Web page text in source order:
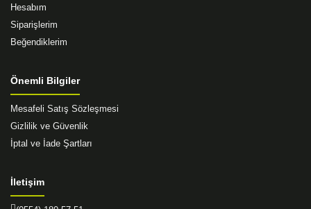
Hesabım
Siparişlerim
Beğendiklerim
Önemli Bilgiler
Mesafeli Satış Sözleşmesi
Gizlilik ve Güvenlik
İptal ve İade Şartları
İletişim